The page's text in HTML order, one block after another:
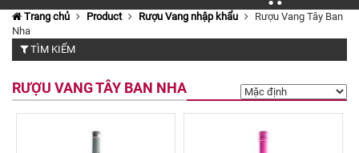
Trang chủ Product Rượu Vang nhập khẩu
Rượu Vang Tây Ban
Nha
TÌM KIẾM
RƯỢU VANG TÂY BAN NHA